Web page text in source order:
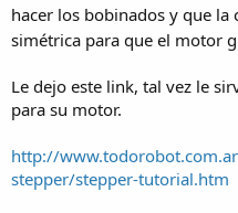
hacer los bobinados y que
simétrica para que el motor
Le dejo este link, tal vez le
para su motor.
http://
stepper/stepper-tutorial.htm